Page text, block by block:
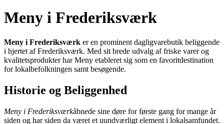
Meny i Frederiksværk
Meny i Frederiksværk er en prominent dagligvarebutik beliggende
i hjertet af Frederiksværk. Med sit brede udvalg af friske varer og
kvalitetsprodukter har Meny etableret sig som en favoritdestination
for lokalbefolkningen samt besøgende.
Historie og Beliggenhed
Meny i Frederiksværkåbnede sine døre for første gang for mange år
siden og har siden da været et uundværligt element i lokalsamfundet.